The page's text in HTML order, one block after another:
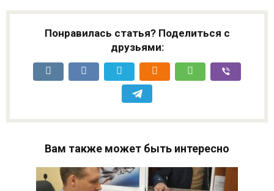
Понравилась статья? Поделиться с
друзьями:
Вам также может быть интересно